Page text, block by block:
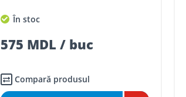
În stoc
575 MDL / buc
Compară produsul